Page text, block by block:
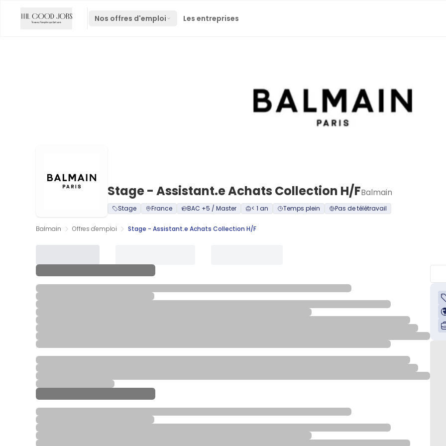
Nos offres d'emploi Les entreprises
Stage - Assistant.e Achats Collection H/FBalmain
Stage France BAC +5 / Master < 1 an Temps plein Pas de télétravail
Balmain Offres d'emploi Stage - Assistant.e Achats Collection H/F